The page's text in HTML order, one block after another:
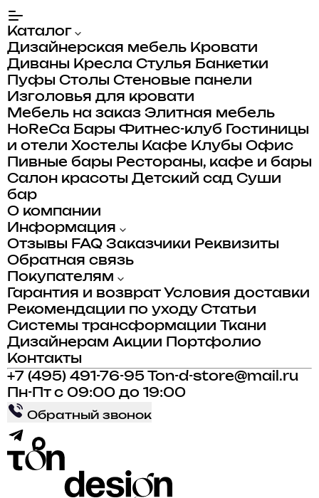
Каталог
Дизайнерская мебель Кровати
Диваны Кресла Стулья Банкетки
Пуфы Столы Стеновые панели
Изголовья для кровати
Мебель на заказ Элитная мебель
HoReCa Бары Фитнес-клуб
Гостиницы
и отели Хостелы Кафе Клубы Офис
Пивные бары Рестораны, кафе и бары
Салон красоты Детский сад Суши
бар
О компании
Информация
Отзывы FAQ Заказчики Реквизиты
Обратная связь
Покупателям
Гарантия и возврат Условия доставки
Рекомендации по уходу Статьи
Системы трансформации
Ткани
Дизайнерам Акции
Портфолио
Контакты
+7 (495) 491-76-95
Ton-d-store@mail.ru
Пн-Пт с 09:00 до 19:00
Обратный звонок